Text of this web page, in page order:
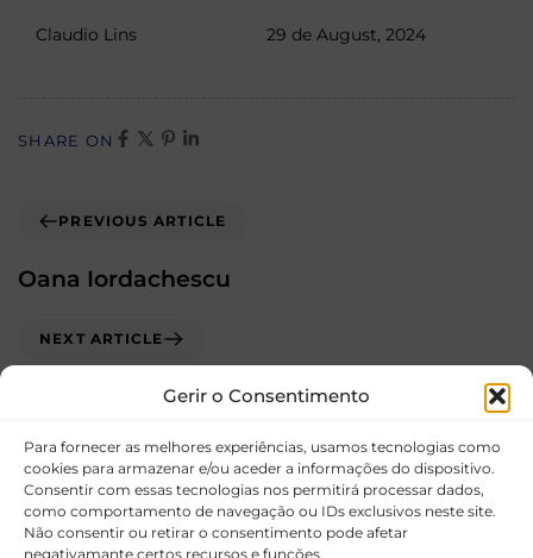
Gerir o Consentimento
Para fornecer as melhores experiências, usamos tecnologias como
cookies para armazenar e/ou aceder a informações do dispositivo.
Consentir com essas tecnologias nos permitirá processar dados,
como comportamento de navegação ou IDs exclusivos neste site.
Não consentir ou retirar o consentimento pode afetar
negativamante certos recursos e funções.
Claudio Lins 29 de August, 2024
SHARE ON
PREVIOUS ARTICLE
Oana Iordachescu
NEXT ARTICLE